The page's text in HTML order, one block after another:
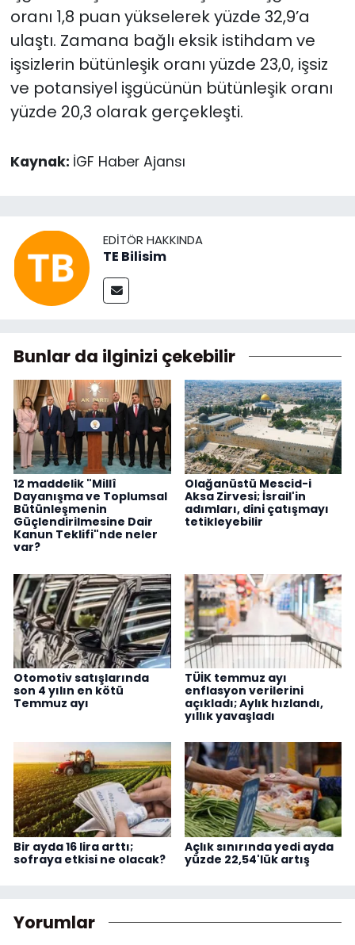
oranı 1,8 puan yükselerek yüzde 32,9’a
ulaştı. Zamana bağlı eksik istihdam ve
işsizlerin bütünleşik oranı yüzde 23,0, işsiz
ve potansiyel işgücünün bütünleşik oranı
yüzde 20,3 olarak gerçekleşti.
Kaynak: İGF Haber Ajansı
EDITÖR HAKKINDA
TE Bilisim
Bunlar da ilginizi çekebilir
12 maddelik "Millî
Dayanışma ve Toplumsal
Bütünleşmenin
Güçlendirilmesine Dair
Kanun Teklifi"nde neler
var?
Olağanüstü Mescid-i
Aksa Zirvesi; İsrail'in
adımları, dini çatışmayı
tetikleyebilir
Otomotiv satışlarında
son 4 yılın en kötü
Temmuz ayı
TÜİK temmuz ayı
enflasyon verilerini
açıkladı; Aylık hızlandı,
yıllık yavaşladı
Bir ayda 16 lira arttı;
sofraya etkisi ne olacak?
Açlık sınırında yedi ayda
yüzde 22,54'lük artış
Yorumlar